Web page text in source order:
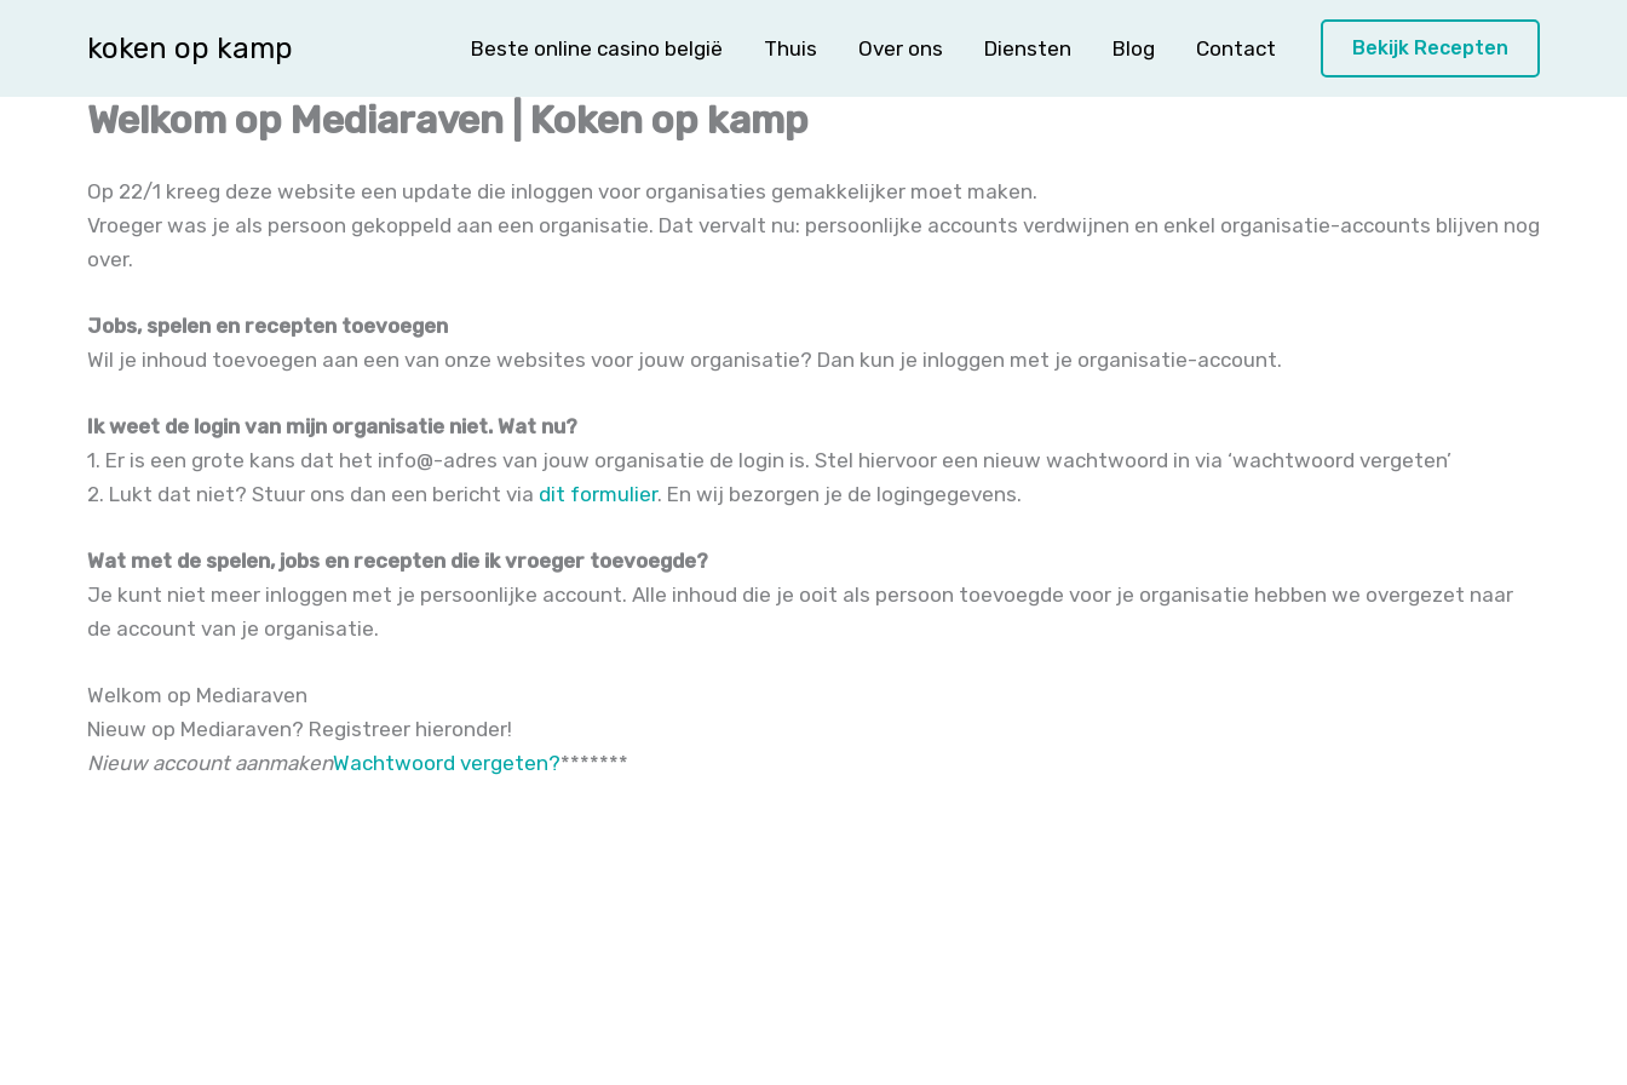
koken op kamp Beste online casino belgië Thuis Over ons Diensten Blog Contact Bekijk Recepten
Welkom op Mediaraven | Koken op kamp
Op 22/1 kreeg deze website een update die inloggen voor organisaties gemakkelijker moet maken.
Vroeger was je als persoon gekoppeld aan een organisatie. Dat vervalt nu: persoonlijke accounts verdwijnen en enkel organisatie-accounts blijven nog
over.
Jobs, spelen en recepten toevoegen
Wil je inhoud toevoegen aan een van onze websites voor jouw organisatie? Dan kun je inloggen met je organisatie-account.
Ik weet de login van mijn organisatie niet. Wat nu?
1. Er is een grote kans dat het info@-adres van jouw organisatie de login is. Stel hiervoor een nieuw wachtwoord in via ‘wachtwoord vergeten’
2. Lukt dat niet? Stuur ons dan een bericht via dit formulier. En wij bezorgen je de logingegevens.
Wat met de spelen, jobs en recepten die ik vroeger toevoegde?
Je kunt niet meer inloggen met je persoonlijke account. Alle inhoud die je ooit als persoon toevoegde voor je organisatie hebben we overgezet naar
de account van je organisatie.
Welkom op Mediaraven
Nieuw op Mediaraven? Registreer hieronder!
Nieuw account aanmakenWachtwoord vergeten?*******